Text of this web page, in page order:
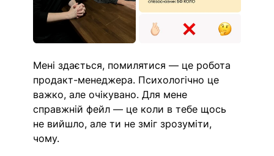
Мені здається, помилятися — це робота
продакт-менеджера. Психологічно це
важко, але очікувано. Для мене
справжній фейл — це коли в тебе щось
не вийшло, але ти не зміг зрозуміти,
чому.